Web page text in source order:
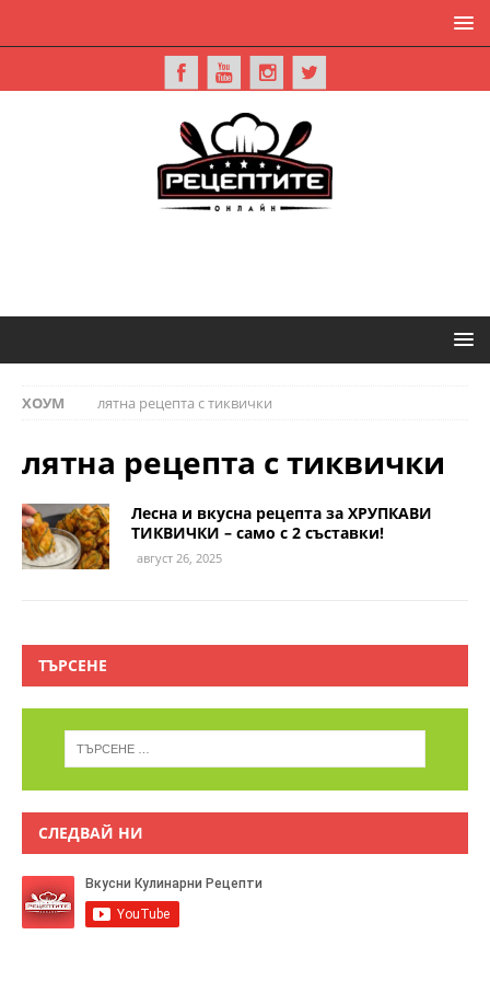
ХОУМ лятна рецепта с тиквички
лятна рецепта с тиквички
Лесна и вкусна рецепта за ХРУПКАВИ
ТИКВИЧКИ – само с 2 съставки!
август 26, 2025
ТЪРСЕНЕ
СЛЕДВАЙ НИ